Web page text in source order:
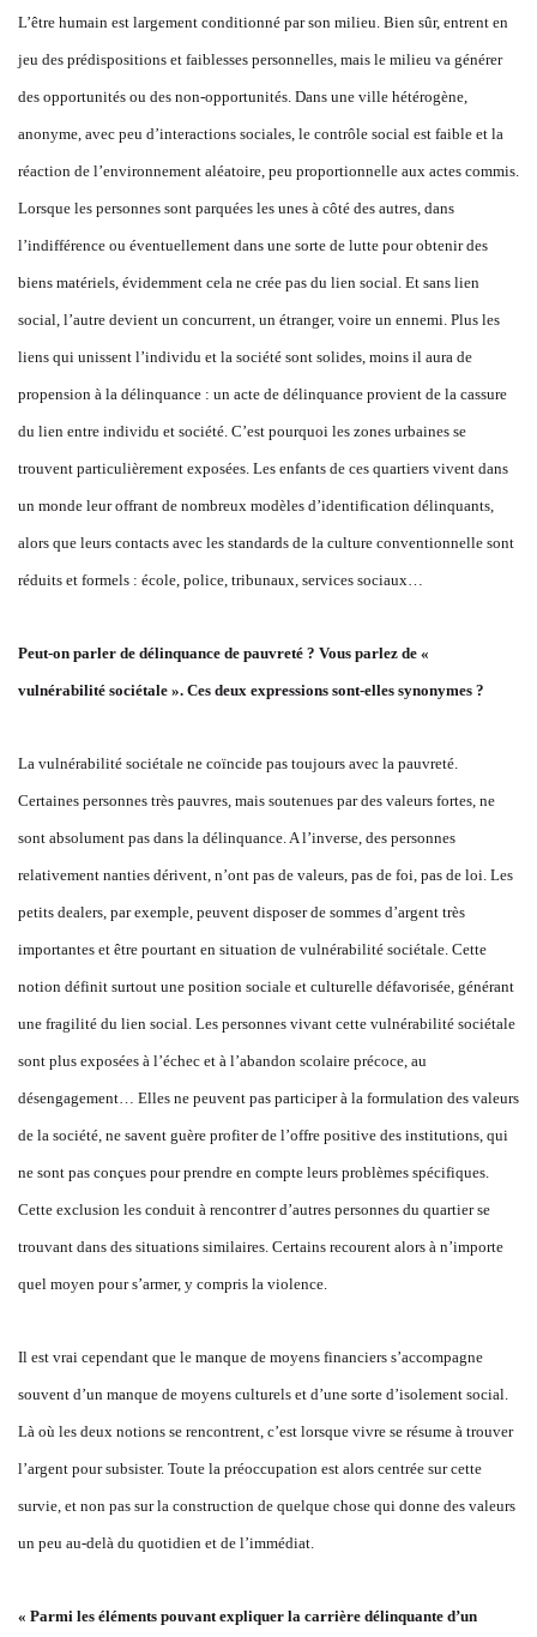
L’être humain est largement conditionné par son milieu. Bien sûr, entrent en
jeu des prédispositions et faiblesses personnelles, mais le milieu va générer
des opportunités ou des non-opportunités. Dans une ville hétérogène,
anonyme, avec peu d’interactions sociales, le contrôle social est faible et la
réaction de l’environnement aléatoire, peu proportionnelle aux actes commis.
Lorsque les personnes sont parquées les unes à côté des autres, dans
l’indifférence ou éventuellement dans une sorte de lutte pour obtenir des
biens matériels, évidemment cela ne crée pas du lien social. Et sans lien
social, l’autre devient un concurrent, un étranger, voire un ennemi. Plus les
liens qui unissent l’individu et la société sont solides, moins il aura de
propension à la délinquance : un acte de délinquance provient de la cassure
du lien entre individu et société. C’est pourquoi les zones urbaines se
trouvent particulièrement exposées. Les enfants de ces quartiers vivent dans
un monde leur offrant de nombreux modèles d’identification délinquants,
alors que leurs contacts avec les standards de la culture conventionnelle sont
réduits et formels : école, police, tribunaux, services sociaux…
Peut-on parler de délinquance de pauvreté ? Vous parlez de «
vulnérabilité sociétale ». Ces deux expressions sont-elles synonymes ?
La vulnérabilité sociétale ne coïncide pas toujours avec la pauvreté.
Certaines personnes très pauvres, mais soutenues par des valeurs fortes, ne
sont absolument pas dans la délinquance. A l’inverse, des personnes
relativement nanties dérivent, n’ont pas de valeurs, pas de foi, pas de loi. Les
petits dealers, par exemple, peuvent disposer de sommes d’argent très
importantes et être pourtant en situation de vulnérabilité sociétale. Cette
notion définit surtout une position sociale et culturelle défavorisée, générant
une fragilité du lien social. Les personnes vivant cette vulnérabilité sociétale
sont plus exposées à l’échec et à l’abandon scolaire précoce, au
désengagement… Elles ne peuvent pas participer à la formulation des valeurs
de la société, ne savent guère profiter de l’offre positive des institutions, qui
ne sont pas conçues pour prendre en compte leurs problèmes spécifiques.
Cette exclusion les conduit à rencontrer d’autres personnes du quartier se
trouvant dans des situations similaires. Certains recourent alors à n’importe
quel moyen pour s’armer, y compris la violence.
Il est vrai cependant que le manque de moyens financiers s’accompagne
souvent d’un manque de moyens culturels et d’une sorte d’isolement social.
Là où les deux notions se rencontrent, c’est lorsque vivre se résume à trouver
l’argent pour subsister. Toute la préoccupation est alors centrée sur cette
survie, et non pas sur la construction de quelque chose qui donne des valeurs
un peu au-delà du quotidien et de l’immédiat.
« Parmi les éléments pouvant expliquer la carrière délinquante d’un